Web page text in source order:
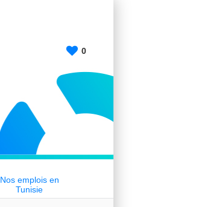
0
Nos emplois en
Tunisie